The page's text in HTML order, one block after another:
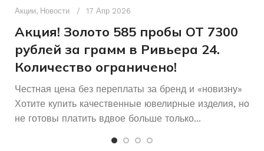
Акции, Новости 17 Апр 2026
Акция! Золото 585 пробы ОТ 7300
рублей за грамм в Ривьера 24.
Количество ограничено!
Честная цена без переплаты за бренд и «новизну»
Хотите купить качественные ювелирные изделия, но
не готовы платить вдвое больше только...